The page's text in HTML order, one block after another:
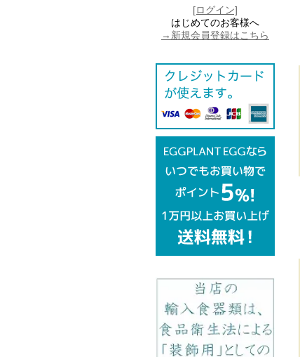
[ログイン]
はじめてのお客様へ
→新規会員登録はこちら